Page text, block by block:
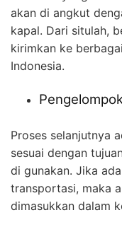
akan di angkut
kapal. Dari situlah,
kirimkan ke
Indonesia.
Proses selanjutnya
sesuai dengan
di gunakan. Jika
transportasi, maka
dimasukkan dalam